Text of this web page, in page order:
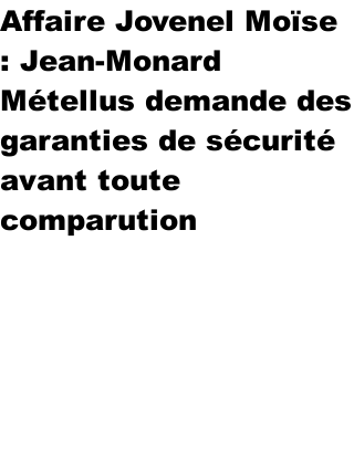
Affaire Jovenel Moïse
: Jean-Monard
Métellus demande des
garanties de sécurité
avant toute
comparution